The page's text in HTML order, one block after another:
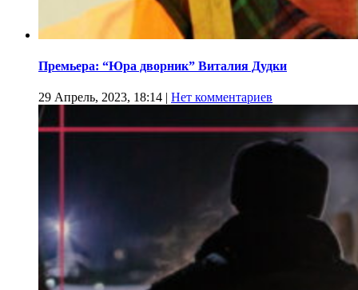
Премьера: “Юра дворник” Виталия Дудки
29 Апрель, 2023, 18:14 | Нет комментариев